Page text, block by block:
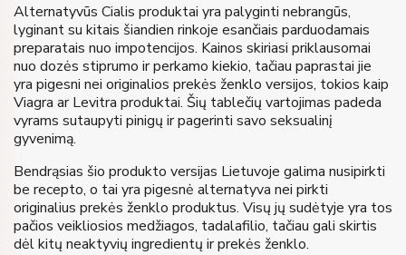
Alternatyvūs Cialis produktai yra palyginti nebrangūs,
lyginant su kitais šiandien rinkoje esančiais parduodamais
preparatais nuo impotencijos. Kainos skiriasi priklausomai
nuo dozės stiprumo ir perkamo kiekio, tačiau paprastai jie
yra pigesni nei originalios prekės ženklo versijos, tokios kaip
Viagra ar Levitra produktai. Šių tablečių vartojimas padeda
vyrams sutaupyti pinigų ir pagerinti savo seksualinį
gyvenimą.
Bendrąsias šio produkto versijas Lietuvoje galima nusipirkti
be recepto, o tai yra pigesnė alternatyva nei pirkti
originalius prekės ženklo produktus. Visų jų sudėtyje yra tos
pačios veikliosios medžiagos, tadalafilio, tačiau gali skirtis
dėl kitų neaktyvių ingredientų ir prekės ženklo.